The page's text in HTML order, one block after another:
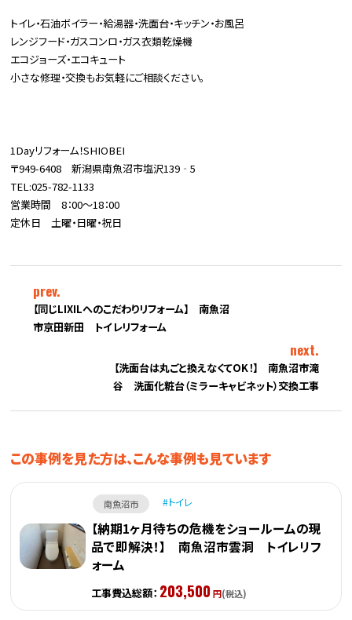
トイレ・石油ボイラー・給湯器・洗面台・キッチン・お風呂
レンジフード・ガスコンロ・ガス衣類乾燥機
エコジョーズ・エコキュート
小さな修理・交換もお気軽にご相談ください。
1Dayリフォーム！SHIOBEI
〒949-6408 新潟県南魚沼市塩沢139‐5
TEL:025-782-1133
営業時間 8：00～18：00
定休日 土曜・日曜・祝日
prev.
【同じLIXILへのこだわりリフォーム】 南魚沼
市京田新田 トイレリフォーム
next.
【洗面台は丸ごと換えなくてOK！】 南魚沼市滝
谷 洗面化粧台（ミラーキャビネット）交換工事
この事例を見た方は、こんな事例も見ています
南魚沼市 トイレ
【納期1ヶ月待ちの危機をショールームの現
品で即解決！】 南魚沼市雲洞 トイレリフ
ォーム
工事費込総額： 203,500 円(税込)